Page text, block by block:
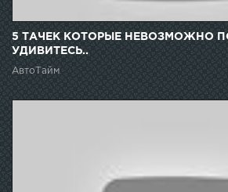
5 ТАЧЕК КОТОРЫЕ НЕВОЗМОЖНО
УДИВИТЕСЬ..
АвтоТайм